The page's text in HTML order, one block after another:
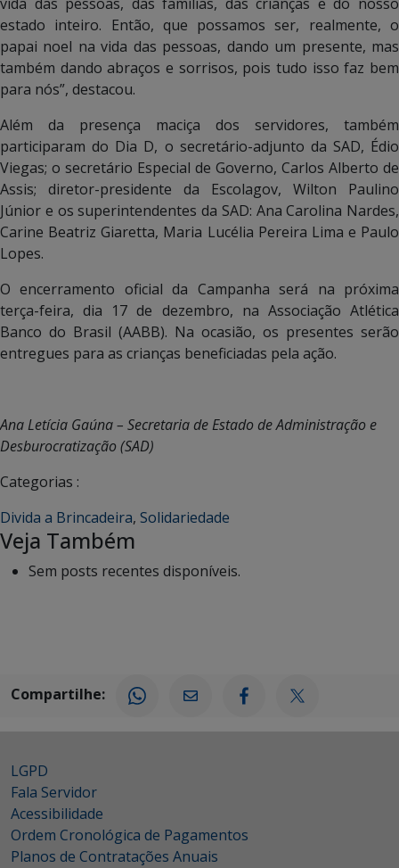
estado inteiro. Então, que possamos ser, realmente, o
papai noel na vida das pessoas, dando um presente, mas
também dando abraços e sorrisos, pois tudo isso faz bem
para nós”, destacou.
Além da presença maciça dos servidores, também
participaram do Dia D, o secretário-adjunto da SAD, Édio
Viegas; o secretário Especial de Governo, Carlos Alberto de
Assis; diretor-presidente da Escolagov, Wilton Paulino
Júnior e os superintendentes da SAD: Ana Carolina Nardes,
Carine Beatriz Giaretta, Maria Lucélia Pereira Lima e Paulo
Lopes.
O encerramento oficial da Campanha será na próxima
terça-feira, dia 17 de dezembro, na Associação Atlética
Banco do Brasil (AABB). Na ocasião, os presentes serão
entregues para as crianças beneficiadas pela ação.
Ana Letícia Gaúna – Secretaria de Estado de Administração e
Desburocratização (SAD)
Categorias :
Divida a Brincadeira, Solidariedade
Veja Também
Sem posts recentes disponíveis.
Compartilhe:
LGPD
Fala Servidor
Acessibilidade
Ordem Cronológica de Pagamentos
Planos de Contratações Anuais